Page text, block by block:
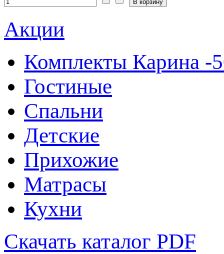
Акции
Комплекты Карина -
Гостиные
Спальни
Детские
Прихожие
Матрасы
Кухни
Скачать каталог PDF